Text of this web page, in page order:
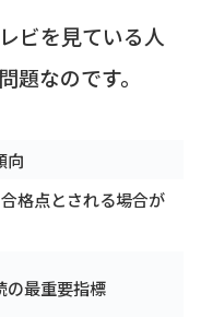
ビを見ている人
題なのです。
向
格点とされる場合が
の最重要指標